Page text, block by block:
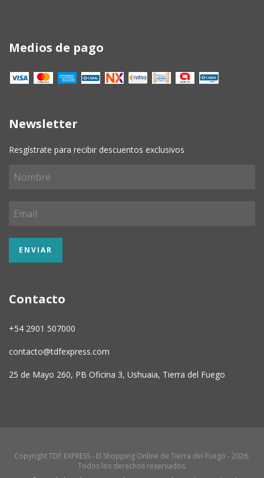
Medios de pago
Newsletter
Resgístrate para recibir descuentos exclusivos
Contacto
+54 2901 507000
contacto@tdfexpress.com
25 de Mayo 260, PB Oficina 3, Ushuaia, Tierra del Fuego
Copyright TDF EXPRESS - El Shopping Online de Tierra del Fuego - 2026.
Todos los derechos reservados.